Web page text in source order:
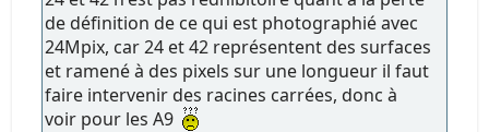
de définition de ce qui est photographié avec
24Mpix, car 24 et 42 représentent des surfaces
et ramené à des pixels sur une longueur il faut
faire intervenir des racines carrées, donc à
voir pour les A9